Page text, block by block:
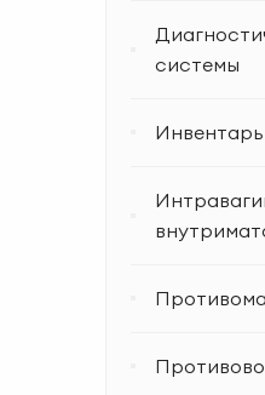
системы
Инвентарь